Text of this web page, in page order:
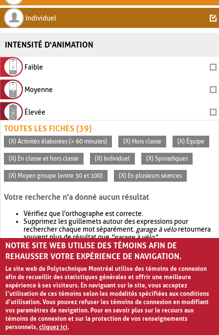
Individuel
INTENSITÉ D'ANIMATION
Faible
Moyenne
Élevée
TOUTES LES FICHES (39)
(X) Activités élaborées (> 60 minutes) (X) Hors classe (X) Équipe
(X) En classe et hors classe (X) Individuel (X) Sporadiques
(X) Moyen groupe (entre 30 et 100) (X) En plusieurs séances
Votre recherche n'a donné aucun résultat
Vérifiez que l'orthographe est correcte.
Supprimez les guillemets autour des expressions pour
rechercher chaque mot séparément. garage à véloretournera
souvent plus de résultat que"garage à vélo".
Envisagez d'élargir votre recherche avec OR.garage OR vélo
retournera souvent plus de résultat quegarage à vélo
NOTRE SITE WEB UTILISE DES TÉMOINS AFIN DE
REHAUSSER VOTRE EXPÉRIENCE DE NAVIGATION.
Le site web de Polytechnique Montréal utilise des témoins de connexion
afin de recueillir des statistiques générales et offrir une meilleure
expérience à ses visiteurs. En naviguant sur le site, vous acceptez
l’utilisation de ces témoins selon les modalités spécifiées aux conditions
d’utilisation. Vous pouvez refuser les témoins de connexion en modifiant
vos paramètres de navigation. Pour en savoir plus sur le recours aux
témoins de connexion et sur la protection de vos renseignements
personnels,cliquez ici.